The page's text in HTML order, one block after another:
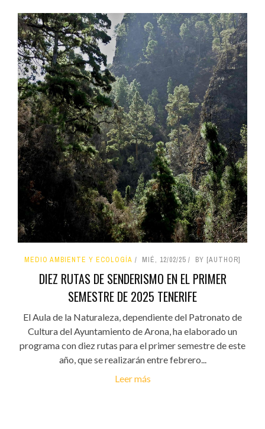
MEDIO AMBIENTE Y ECOLOGÍA MIÉ, 12/02/25 BY [AUTHOR]
DIEZ RUTAS DE SENDERISMO EN EL PRIMER
SEMESTRE DE 2025 TENERIFE
El Aula de la Naturaleza, dependiente del Patronato de
Cultura del Ayuntamiento de Arona, ha elaborado un
programa con diez rutas para el primer semestre de este
año, que se realizarán entre febrero...
Leer más